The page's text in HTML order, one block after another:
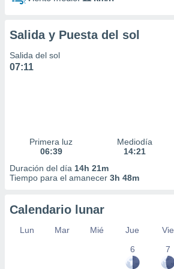
Salida y Puesta del sol
Salida del sol
07:11
Primera luz
06:39
Mediodía
14:21
Duración del día 14h 21m
Tiempo para el amanecer 3h 48m
Calendario lunar
Lun Mar Mié Jue Vie
6
7